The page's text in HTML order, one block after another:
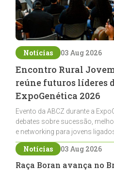
Notícias 03 Aug 2026
Encontro Rural
reúne futuros líderes
ExpoGenética 2026
Evento da ABCZ durante a
debates sobre sucessão,
e networking para jovens
Notícias 03 Aug 2026
Raça Boran avança no